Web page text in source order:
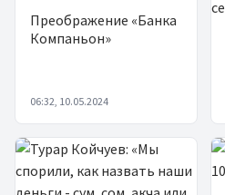
Преображение «Банка
Компаньон»
06:32, 10.05.2024